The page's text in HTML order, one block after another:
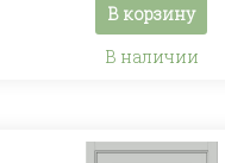
В корзину
В наличии